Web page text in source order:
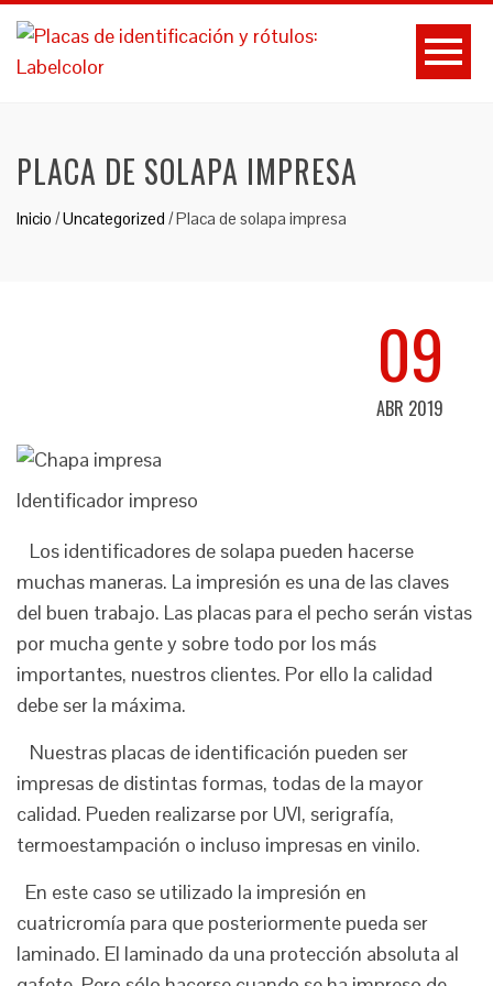
PLACA DE SOLAPA IMPRESA
Inicio /Uncategorized /Placa de solapa impresa
09
ABR 2019
Identificador impreso
Los identificadores de solapa pueden hacerse
muchas maneras. La impresión es una de las claves
del buen trabajo. Las placas para el pecho serán vistas
por mucha gente y sobre todo por los más
importantes, nuestros clientes. Por ello la calidad
debe ser la máxima.
Nuestras placas de identificación pueden ser
impresas de distintas formas, todas de la mayor
calidad. Pueden realizarse por UVI, serigrafía,
termoestampación o incluso impresas en vinilo.
En este caso se utilizado la impresión en
cuatricromía para que posteriormente pueda ser
laminado. El laminado da una protección absoluta al